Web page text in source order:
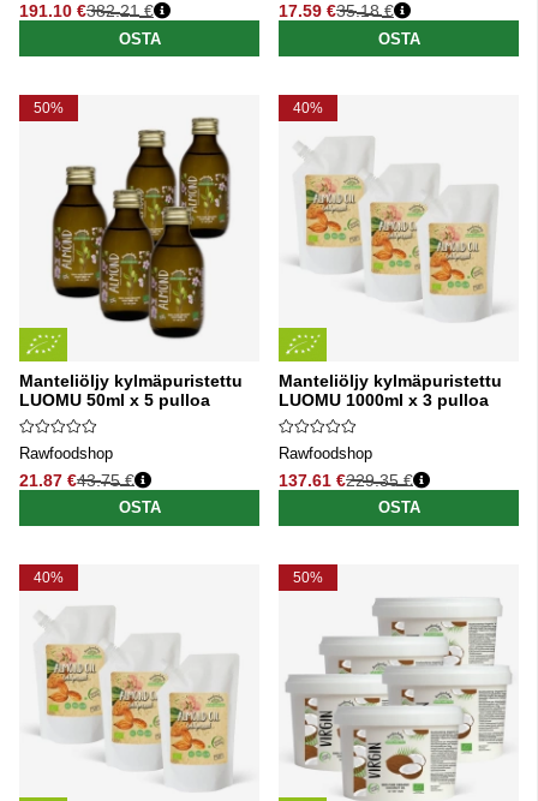
191.10 €
Normaali hinta
382.21 €
OSTA
17.59 €
Normaali hinta
35.18 €
OSTA
50%
Manteliöljy kylmäpuristettu
LUOMU 50ml x 5 pulloa
Rawfoodshop
21.87 €
Normaali hinta
43.75 €
OSTA
40%
Manteliöljy kylmäpuristettu
LUOMU 1000ml x 3 pulloa
Rawfoodshop
137.61 €
Normaali hinta
229.35 €
OSTA
40% 50%